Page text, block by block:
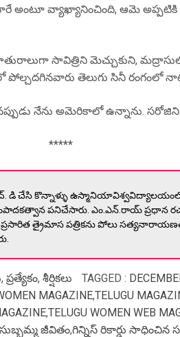
అంటూ వ్యాఖ్యానించింది, ఆమె అప్పటికి
సావిత్రిని మెచ్చుకుని,
తెలుగు సినీ రంగంలో
నేను అమెరికాలో ఉన్నాను. సరోజిని
డి చేసి కొన్నాళ్ళు
పనిచేసారు. ఎం.ఎన్.రాయ్ ప్రధాన
ప్రసారిత త్రైమాస పత్రికను పోలు
, ప్రత్యేకం, శీర్షికలు TAGGED :
MAGAZINE,TELUGU
,TELUGU WOMEN WEB
జీవితం,గిన్నిస్ రికార్డు